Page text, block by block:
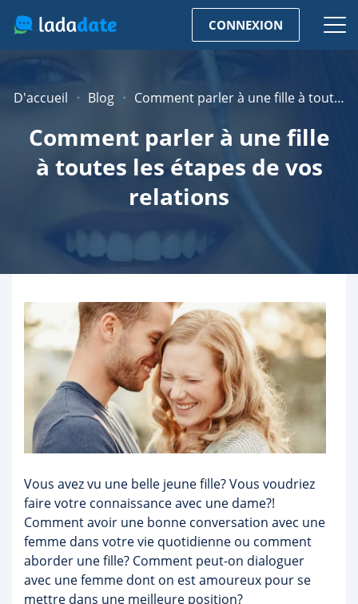
CONNEXION
D'accueil Blog Comment parler à une fille à toutes les étapes de vos relations
Comment parler à une fille
à toutes les étapes de vos
relations
Vous avez vu une belle jeune fille? Vous voudriez
faire votre connaissance avec une dame?!
Comment avoir une bonne conversation avec une
femme dans votre vie quotidienne ou comment
aborder une fille? Comment peut-on dialoguer
avec une femme dont on est amoureux pour se
mettre dans une meilleure position?